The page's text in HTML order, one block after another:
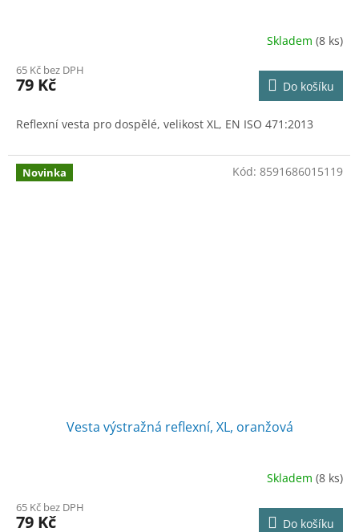
Skladem (8 ks)
65 Kč bez DPH
79 Kč Do košíku
Reflexní vesta pro dospělé, velikost XL, EN ISO 471:2013
Novinka
Vesta výstražná reflexní, XL, oranžová
Skladem (8 ks)
65 Kč bez DPH
79 Kč Do košíku
Kód: 8591686015119